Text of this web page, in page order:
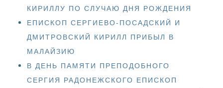
КИРИЛЛУ ПО СЛУЧАЮ ДНЯ РОЖДЕНИЯ
ЕПИСКОП СЕРГИЕВО-ПОСАДСКИЙ И
ДМИТРОВСКИЙ КИРИЛЛ ПРИБЫЛ В
МАЛАЙЗИЮ
В ДЕНЬ ПАМЯТИ ПРЕПОДОБНОГО
СЕРГИЯ РАДОНЕЖСКОГО ЕПИСКОП